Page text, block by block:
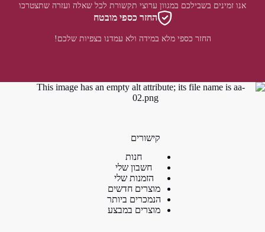
אנו זמינים בשבילכם במגוון ערוצי תקשורת לכל שאלה ועזרה שתצטרכו
החזר כספי מובטח
החזר כספי מלא במידה ולא עמדנו בצפיות שלכם!
קישורים
חנות
חשבון שלי
הזמנות שלי
מוצרים חדשים
הנמכרים ביותר
מוצרים במבצע